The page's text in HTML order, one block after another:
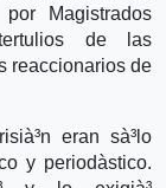
Magistrados
de las
reaccionarios de
eran sà³lo
y periodà­stico.